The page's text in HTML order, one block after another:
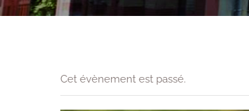
Cet évènement est passé.